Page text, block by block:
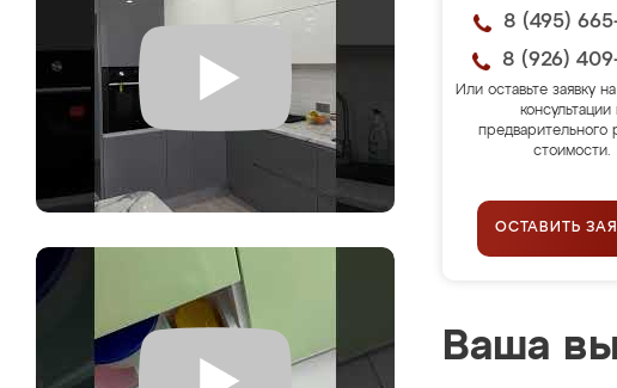
8 (495)
8 (926)
Или оставьте заявку
консультации
предварительного
стоимости.
ОСТАВИТЬ
Ваша